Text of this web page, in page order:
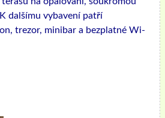
dalšímu vybavení patří
trezor, minibar a bezplatné Wi-